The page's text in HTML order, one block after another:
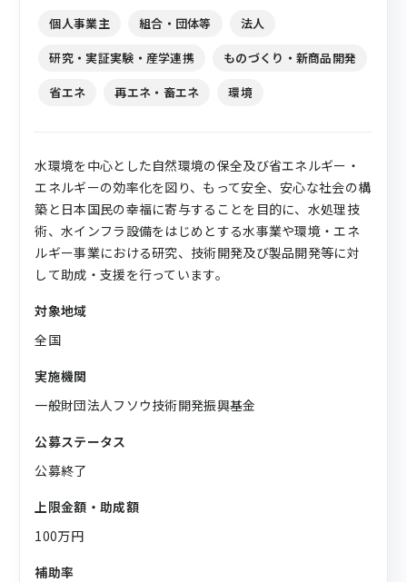
個人事業主 組合・団体等
法人
研究・実証実験・産学連携
ものづくり・新商品開発
省エネ
再エネ・畜エネ 環境
水環境を中心とした自然環境の保全及び省エネルギー・
エネルギーの効率化を図り、もって安全、安心な社会の構
築と日本国民の幸福に寄与することを目的に、水処理技
術、水インフラ設備をはじめとする水事業や環境・エネ
ルギー事業における研究、技術開発及び製品開発等に対
して助成・支援を行っています。
対象地域
全国
実施機関
一般財団法人フソウ技術開発振興基金
公募ステータス
公募終了
上限金額・助成額
100万円
補助率